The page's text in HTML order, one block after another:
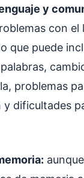
y
con el
que puede
problemas
y dificultades